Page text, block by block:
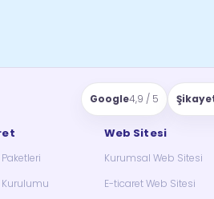
Google4,9 / 5
Web Sitesi
Kurumsal Web Sitesi
E-ticaret Web Sitesi